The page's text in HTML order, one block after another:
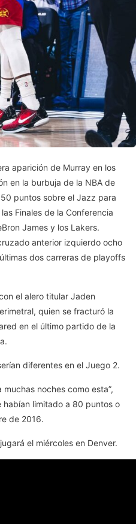
aparición de Murray en los
en la burbuja de la NBA de
puntos sobre el Jazz para
Finales de la Conferencia
James y los Lakers.
anterior izquierdo ocho
dos carreras de playoffs
el alero titular Jaden
quien se fracturó la
en el último partido de la
diferentes en el Juego 2.
noches como esta”,
habían limitado a 80 puntos o
de 2016.
el miércoles en Denver.